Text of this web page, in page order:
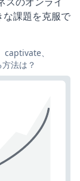
課題を克服で
、
法は？